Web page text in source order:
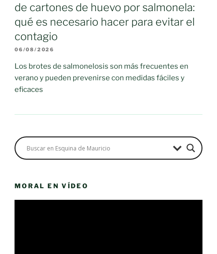
de cartones de huevo por salmonela:
qué es necesario hacer para evitar el
contagio
06/08/2026
Los brotes de salmonelosis son más frecuentes en
verano y pueden prevenirse con medidas fáciles y
eficaces
MORAL EN VÍDEO